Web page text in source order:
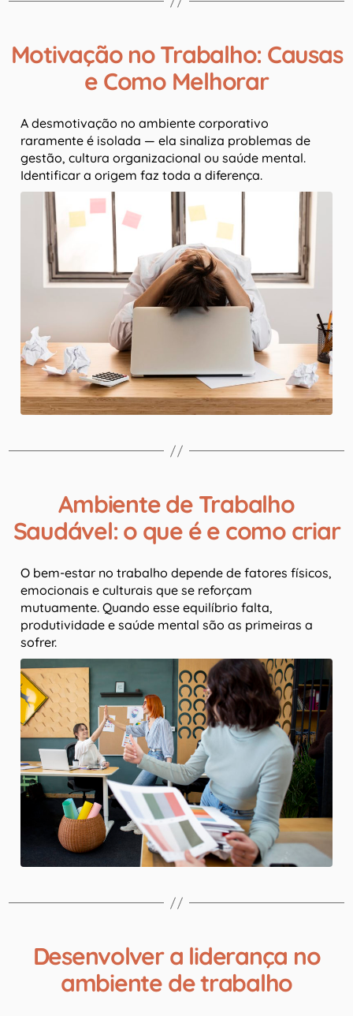
Motivação no Trabalho: Causas
e Como Melhorar
A desmotivação no ambiente corporativo
raramente é isolada — ela sinaliza problemas de
gestão, cultura organizacional ou saúde mental.
Identificar a origem faz toda a diferença.
Ambiente de Trabalho
Saudável: o que é e como criar
O bem-estar no trabalho depende de fatores físicos,
emocionais e culturais que se reforçam
mutuamente. Quando esse equilíbrio falta,
produtividade e saúde mental são as primeiras a
sofrer.
Desenvolver a liderança no
ambiente de trabalho